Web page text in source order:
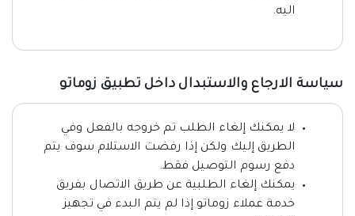
اليه.
سياسة الارجاع والاستبدال داخل تطبيق زوماتو
لا يمكنك إلغاء الطلب تم خروجه بالفعل وفي
الطريق إليك ولكن إذا رفضت الاستلام سوف يتم
دفع رسوم التوصيل فقط.
يمكنك إلغاء الطلبية عن طريق الاتصال بفريق
خدمة عملاء زوماتو إذا لم يتم البدء في تجهيز